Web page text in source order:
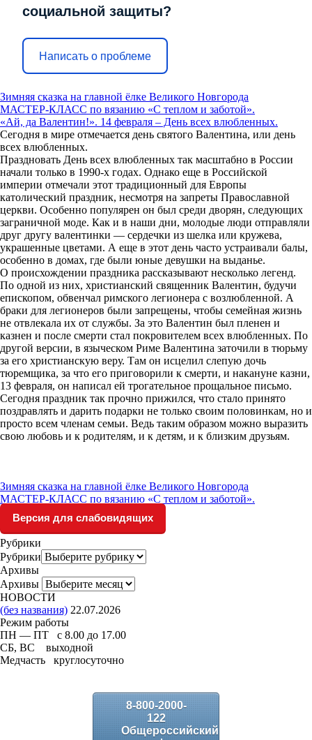
социальной защиты?
Написать о проблеме
Зимняя сказка на главной ёлке Великого Новгорода
МАСТЕР-КЛАСС по вязанию «С теплом и заботой».
«Ай, да Валентин!». 14 февраля – День всех влюбленных.
Сегодня в мире отмечается день святого Валентина, или день
всех влюбленных.
Праздновать День всех влюбленных так масштабно в России
начали только в 1990-х годах. Однако еще в Российской
империи отмечали этот традиционный для Европы
католический праздник, несмотря на запреты Православной
церкви. Особенно популярен он был среди дворян, следующих
заграничной моде. Как и в наши дни, молодые люди отправляли
друг другу валентинки — сердечки из шелка или кружева,
украшенные цветами. А еще в этот день часто устраивали балы,
особенно в домах, где были юные девушки на выданье.
О происхождении праздника рассказывают несколько легенд.
По одной из них, христианский священник Валентин, будучи
епископом, обвенчал римского легионера с возлюбленной. А
браки для легионеров были запрещены, чтобы семейная жизнь
не отвлекала их от службы. За это Валентин был пленен и
казнен и после смерти стал покровителем всех влюбленных. По
другой версии, в языческом Риме Валентина заточили в тюрьму
за его христианскую веру. Там он исцелил слепую дочь
тюремщика, за что его приговорили к смерти, и накануне казни,
13 февраля, он написал ей трогательное прощальное письмо.
Сегодня праздник так прочно прижился, что стало принято
поздравлять и дарить подарки не только своим половинкам, но и
просто всем членам семьи. Ведь таким образом можно выразить
свою любовь и к родителям, и к детям, и к близким друзьям.
Зимняя сказка на главной ёлке Великого Новгорода
МАСТЕР-КЛАСС по вязанию «С теплом и заботой».
Версия для слабовидящих
Рубрики
Рубрики
Архивы
Архивы
НОВОСТИ
(без названия) 22.07.2026
Режим работы
ПН — ПТ с 8.00 до 17.00
СБ, ВС выходной
Медчасть круглосуточно
8-800-2000-
122
Общероссийский